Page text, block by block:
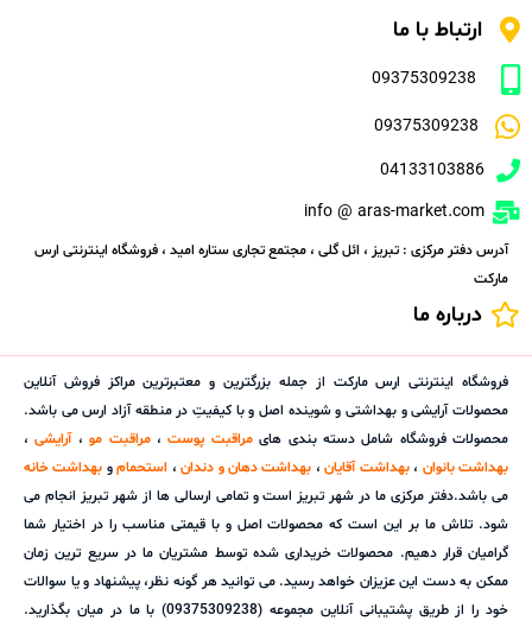
ارتباط با ما
09375309238
09375309238
04133103886
info @ aras-market.com
آدرس دفتر مرکزی : تبریز ، ائل گلی ، مجتمع تجاری ستاره امید ، فروشگاه اینترنتی ارس
مارکت
درباره ما
فروشگاه اینترنتی ارس مارکت از جمله بزرگترین و معتبرترین مراکز فروش آنلاین
محصولات آرایشی و بهداشتی و شوینده اصل و با کیفیتِ در منطقه آزاد ارس می باشد.
محصولات فروشگاه شامل دسته بندی هایمراقبت پوست،مراقبت مو،آرایشی،
بهداشت بانوان ،بهداشت آقایان، بهداشت دهان و دندان، استحمامو بهداشت خانه
می باشد.دفتر مرکزی ما در شهر تبریز است و تمامی ارسالی ها از شهر تبریز انجام می
شود. تلاش ما بر این است که محصولات اصل و با قیمتی مناسب را در اختیار شما
گرامیان قرار دهیم. محصولات خریداری شده توسط مشتریان ما در سریع ترین زمان
ممکن به دست این عزیزان خواهد رسید. می توانید هر گونه نظر، پیشنهاد و یا سوالات
خود را از طریق پشتیبانی آنلاین مجموعه (09375309238) با ما در میان بگذارید.